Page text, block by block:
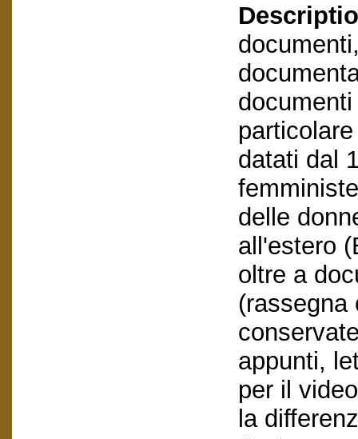
datati dal
delle
all'estero
oltre a
(rassegna
appunti,
per il
la